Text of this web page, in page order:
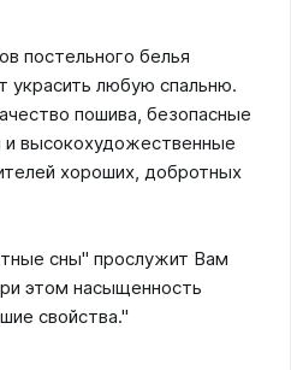
постельного белья
любую спальню.
пошива, безопасные
и высокохудожественные
хороших, добротных
сны" прослужит Вам
этом насыщенность
свойства."